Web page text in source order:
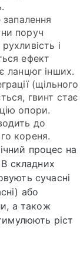
запалення
поруч
і
ефект
ланцюг інших.
(щільного
гвинт стає
опори.
до
кореня.
процес на
В складних
сучасні
або
а також
ріст